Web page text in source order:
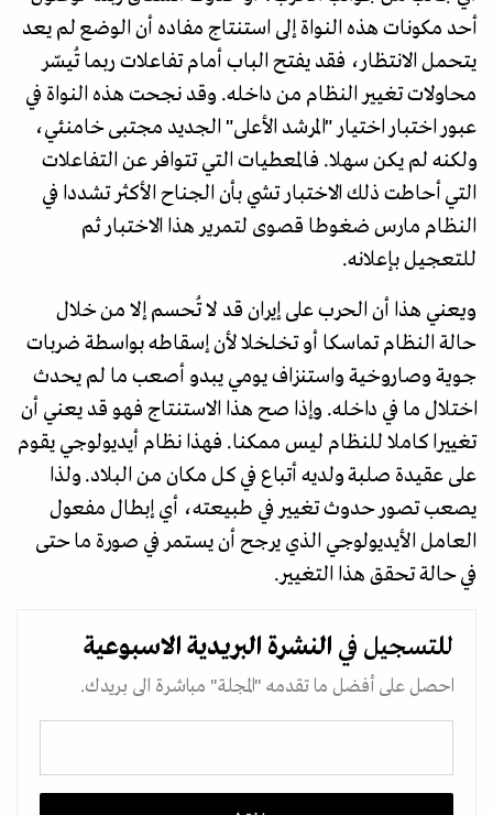
أحد مكونات هذه النواة إلى استنتاج مفاده أن الوضع لم يعد
يتحمل الانتظار، فقد يفتح الباب أمام تفاعلات ربما تُيسّر
محاولات تغيير النظام من داخله. وقد نجحت هذه النواة في
عبور اختبار اختيار "المرشد الأعلى" الجديد مجتبى خامنئي،
ولكنه لم يكن سهلا. فالمعطيات التي تتوافر عن التفاعلات
التي أحاطت ذلك الاختبار تشي بأن الجناح الأكثر تشددا في
النظام مارس ضغوطا قصوى لتمرير هذا الاختبار ثم
للتعجيل بإعلانه.
ويعني هذا أن الحرب على إيران قد لا تُحسم إلا من خلال
حالة النظام تماسكا أو تخلخلا لأن إسقاطه بواسطة ضربات
جوية وصاروخية واستنزاف يومي يبدو أصعب ما لم يحدث
اختلال ما في داخله. وإذا صح هذا الاستنتاج فهو قد يعني أن
تغييرا كاملا للنظام ليس ممكنا. فهذا نظام أيديولوجي يقوم
على عقيدة صلبة ولديه أتباع في كل مكان من البلاد. ولذا
يصعب تصور حدوث تغيير في طبيعته، أي إبطال مفعول
العامل الأيديولوجي الذي يرجح أن يستمر في صورة ما حتى
في حالة تحقق هذا التغيير.
للتسجيل في النشرة البريدية الاسبوعية
احصل على أفضل ما تقدمه "المجلة" مباشرة الى بريدك.